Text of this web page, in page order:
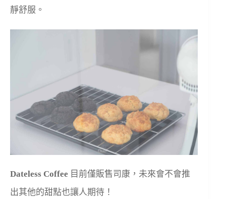
靜舒服。
Dateless Coffee 目前僅販售司康，未來會不會推
出其他的甜點也讓人期待！